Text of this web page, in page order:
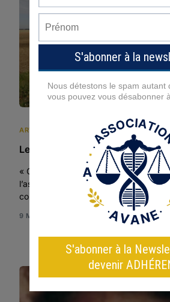
ARTICLES DE L'ASSOCIATION
Les crimes de la RN20
« Cette affaire nous a durablement
l’assassin en liberté est
comme un échec » conclut […]
9 MIN READ